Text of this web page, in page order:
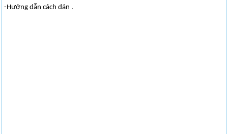
-Hướng dẫn cách dán .